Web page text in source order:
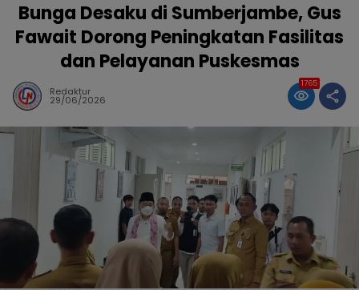
Bunga Desaku di Sumberjambe, Gus
Fawait Dorong Peningkatan Fasilitas
dan Pelayanan Puskesmas
Redaktur
29/06/2026
1765